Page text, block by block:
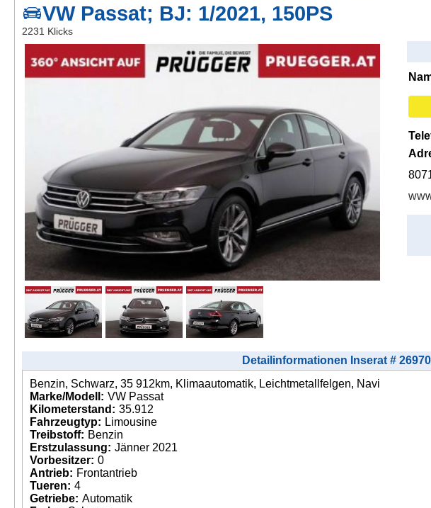
Kontakt
AGB, Nutzungsbedingungen
Impressum
VW Passat; BJ: 1/2021, 150PS
2231 Klicks
Detailinformationen Inserat #
Benzin, Schwarz, 35 912km, Klimaautomatik, Leichtmetallfelgen, Navi
Marke/Modell: VW Passat
Kilometerstand: 35.912
Fahrzeugtyp: Limousine
Treibstoff: Benzin
Erstzulassung: Jänner 2021
Vorbesitzer: 0
Antrieb: Frontantrieb
Tueren: 4
Getriebe: Automatik